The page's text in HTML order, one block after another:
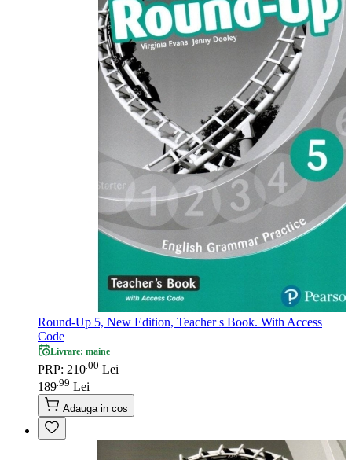
Round-Up 5, New Edition, Teacher s Book. With Access
Code
Livrare: maine
PRP: 210 00 Lei
189 99 Lei
Adauga in cos